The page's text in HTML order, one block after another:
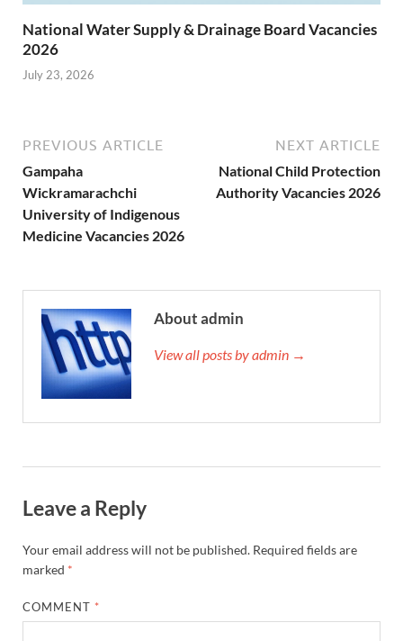
National Water Supply & Drainage Board Vacancies
2026
July 23, 2026
PREVIOUS ARTICLE
Gampaha
Wickramarachchi
University of Indigenous
Medicine Vacancies 2026
NEXT ARTICLE
National Child Protection
Authority Vacancies 2026
About admin
View all posts by admin →
Leave a Reply
Your email address will not be published. Required fields are
marked *
COMMENT *